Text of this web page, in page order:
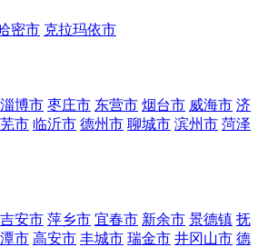
密市 克拉玛依市
淄博市 枣庄市 东营市 烟台市 威海市 济
市 临沂市 德州市 聊城市 滨州市 菏泽
吉安市 萍乡市 宜春市 新余市 景德镇 抚
市 高安市 丰城市 瑞金市 井冈山市 德